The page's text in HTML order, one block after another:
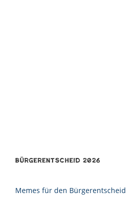
Bürgerentscheid 2026
Memes für den Bürgerentscheid